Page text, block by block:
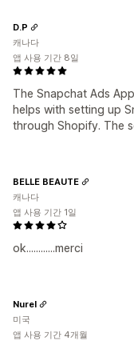
The Snapchat Ads
helps with setting up
through Shopify. The
D.P
캐나다
앱 사용 기간 8일
ok............merci
BELLE BEAUTE
캐나다
앱 사용 기간 1일
Nurel
미국
앱 사용 기간 4개월